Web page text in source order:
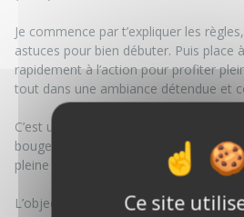
Je commence par t’expliquer les
astuces pour bien débuter. Puis place
rapidement à l’action pour profiter
tout dans une ambiance détendue et
C’est une activité idéale à vivre en
bouge, on rigole, et on découvre
pleine nature.
L’objectif ? Passer un bon moment,
Ce site